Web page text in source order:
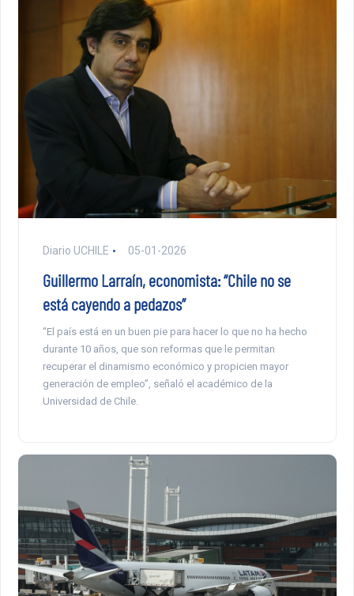
Diario UCHILE 05-01-2026
Guillermo Larraín, economista: “Chile no se
está cayendo a pedazos”
“El país está en un buen pie para hacer lo que no ha hecho
durante 10 años, que son reformas que le permitan
recuperar el dinamismo económico y propicien mayor
generación de empleo”, señaló el académico de la
Universidad de Chile.